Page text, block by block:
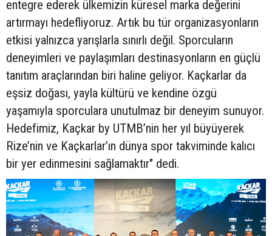
entegre ederek ülkemizin küresel marka değerini
artırmayı hedefliyoruz. Artık bu tür organizasyonların
etkisi yalnızca yarışlarla sınırlı değil. Sporcuların
deneyimleri ve paylaşımları destinasyonların en güçlü
tanıtım araçlarından biri haline geliyor. Kaçkarlar da
eşsiz doğası, yayla kültürü ve kendine özgü
yaşamıyla sporculara unutulmaz bir deneyim sunuyor.
Hedefimiz, Kaçkar by UTMB’nin her yıl büyüyerek
Rize’nin ve Kaçkarlar’ın dünya spor takviminde kalıcı
bir yer edinmesini sağlamaktır" dedi.